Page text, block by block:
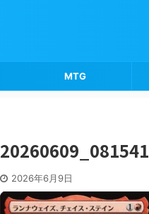
MTG
20260609_081541
2026年6月9日